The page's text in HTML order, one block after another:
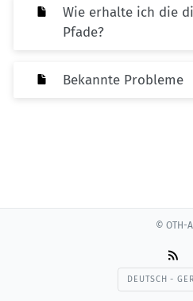
Wie erhalte ich die
Pfade?
Bekannte Probleme
© OTH-
DEUTSCH -